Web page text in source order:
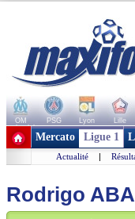
OM PSG Lyon Lille
+ de clubs
Mercato Ligue 1
Actualité |
Rodrigo